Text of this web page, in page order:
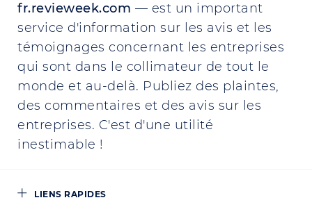
fr.revieweek.com — est un important
service d'information sur les avis et les
témoignages concernant les entreprises
qui sont dans le collimateur de tout le
monde et au-delà. Publiez des plaintes,
des commentaires et des avis sur les
entreprises. C'est d'une utilité
inestimable !
LIENS RAPIDES